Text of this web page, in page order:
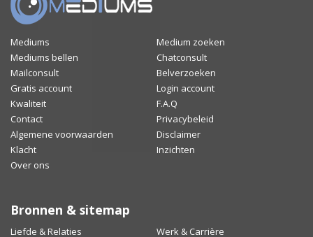
Mediums
Medium zoeken
Mediums bellen
Chatconsult
Mailconsult
Belverzoeken
Gratis account
Login account
Kwaliteit
F.A.Q
Contact
Privacybeleid
Algemene voorwaarden
Disclaimer
Klacht
Inzichten
Over ons
Bronnen & sitemap
Liefde & Relaties Werk & Carrière